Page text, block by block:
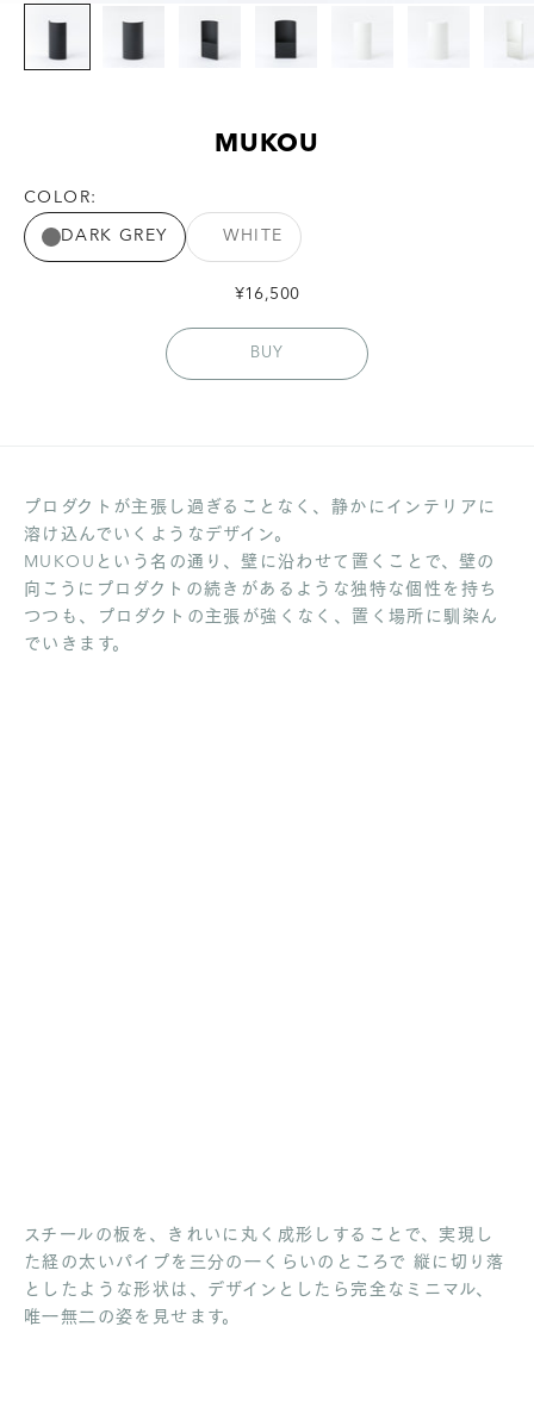
MUKOU
COLOR:
DARK GREY WHITE
セール価格
¥16,500
BUY
プロダクトが主張し過ぎることなく、静かにインテリアに
溶け込んでいくようなデザイン。
MUKOUという名の通り、壁に沿わせて置くことで、壁の
向こうにプロダクトの続きがあるような独特な個性を持ち
つつも、プロダクトの主張が強くなく、置く場所に馴染ん
でいきます。
スチールの板を、きれいに丸く成形しすることで、実現し
た経の太いパイプを三分の一くらいのところで 縦に切り落
としたような形状は、デザインとしたら完全なミニマル、
唯一無二の姿を見せます。